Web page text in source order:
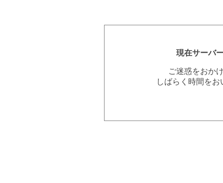
現在サーバ
ご迷惑をおか
しばらく時間を